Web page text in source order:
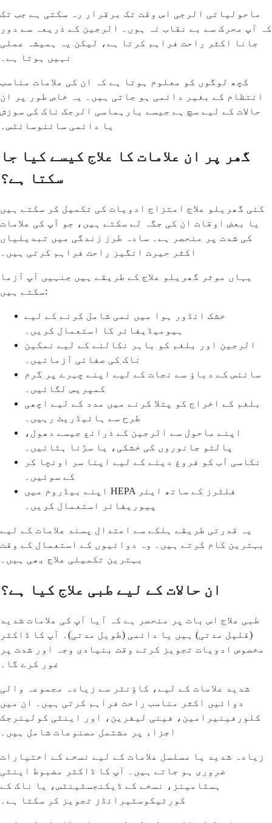
ماحولیاتی الرجی اس وقت تک برقرار رہ سکتی ہے جب تک
کہ آپ محرک سے بے نقاب نہ ہوں۔ الرجین کے ذریعہ سے دور
جانا اکثر راحت فراہم کرتا ہے، لیکن یہ ہمیشہ عملی
نہیں ہوتا ہے۔
کچھ لوگوں کو معلوم ہوتا ہے کہ ان کی علامات مناسب
انتظام کے بغیر دائمی ہو جاتی ہیں۔ یہ خاص طور پر ان
حالات کے لیے سچ ہے جیسے بارہماسی الرجک ناک کی سوزش
یا دائمی سائنوسائٹس۔
گھر پر ان علامات کا علاج کیسے کیا جا
سکتا ہے؟
کئی گھریلو علاج امتزاج ادویات کی تکمیل کر سکتے ہیں
یا بعض اوقات ان کی جگہ لے سکتے ہیں، جو آپ کی علامات
کی شدت پر منحصر ہے۔ سادہ طرز زندگی میں تبدیلیاں
اکثر حیرت انگیز راحت فراہم کرتی ہیں۔
یہاں موثر گھریلو علاج کے طریقے ہیں جنہیں آپ آزما
سکتے ہیں:
خشک انڈور ہوا میں نمی شامل کرنے کے لیے
ہیومیڈیفائر کا استعمال کریں۔
الرجین اور بلغم کو باہر نکالنے کے لیے نمکین
ناک کی صفائی آزمائیں۔
سائنس کے دباؤ سے نجات کے لیے اپنے چہرے پر گرم
کمپریس لگائیں۔
بلغم کے اخراج کو پتلا کرنے میں مدد کے لیے اچھی
طرح سے ہائیڈریٹ رہیں۔
اپنے ماحول سے الرجین کے ذرائع جیسے دھول،
پالتو جانوروں کی خشکی، یا سڑنا ہٹائیں۔
نکاسی آب کو فروغ دینے کے لیے اپنا سر اونچا کر
کے سوئیں۔
اپنے بیڈروم میں HEPA فلٹرز کے ساتھ ایئر
پیوریفائر استعمال کریں۔
یہ قدرتی طریقے ہلکے سے اعتدال پسند علامات کے لیے
بہترین کام کرتے ہیں۔ وہ دوائیوں کے استعمال کے وقت
بہترین تکمیلی علاج بھی ہیں۔
ان حالات کے لیے طبی علاج کیا ہے؟
طبی علاج اس بات پر منحصر ہے کہ آیا آپ کی علامات شدید
(قلیل مدتی) ہیں یا دائمی (طویل مدتی)۔ آپ کا ڈاکٹر
مخصوص ادویات تجویز کرتے وقت بنیادی وجہ اور شدت پر
غور کرے گا۔
شدید علامات کے لیے، کاؤنٹر سے زیادہ مجموعہ والی
دوائیں اکثر مناسب راحت فراہم کرتی ہیں۔ ان میں
کلورفینیرامین، فینی لیفرین، اور اینٹی کولینرجک
اجزاء پر مشتمل مصنوعات شامل ہیں۔
زیادہ شدید یا مسلسل علامات کے لیے نسخے کے اختیارات
ضروری ہو جاتے ہیں۔ آپ کا ڈاکٹر مضبوط اینٹی
ہسٹامینز، نسخے کے ڈیکنجسٹینٹس، یا ناک کے
کورٹیکوسٹیرائڈز تجویز کر سکتا ہے۔